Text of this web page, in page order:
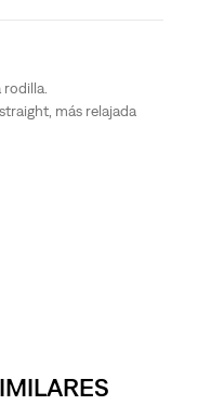
rodilla.
más relajada